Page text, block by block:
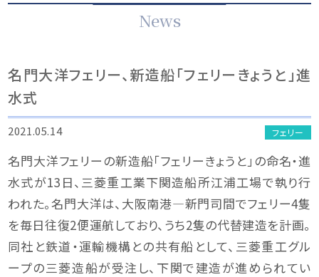
News
名門大洋フェリー、新造船「フェリーきょうと」進
水式
2021.05.14 フェリー
名門大洋フェリーの新造船「フェリーきょうと」の命名・進
水式が13日、三菱重工業下関造船所江浦工場で執り行
われた。名門大洋は、大阪南港―新門司間でフェリー4隻
を毎日往復2便運航しており、うち2隻の代替建造を計画。
同社と鉄道・運輸機構との共有船として、三菱重工グル
ープの三菱造船が受注し、下関で建造が進められてい